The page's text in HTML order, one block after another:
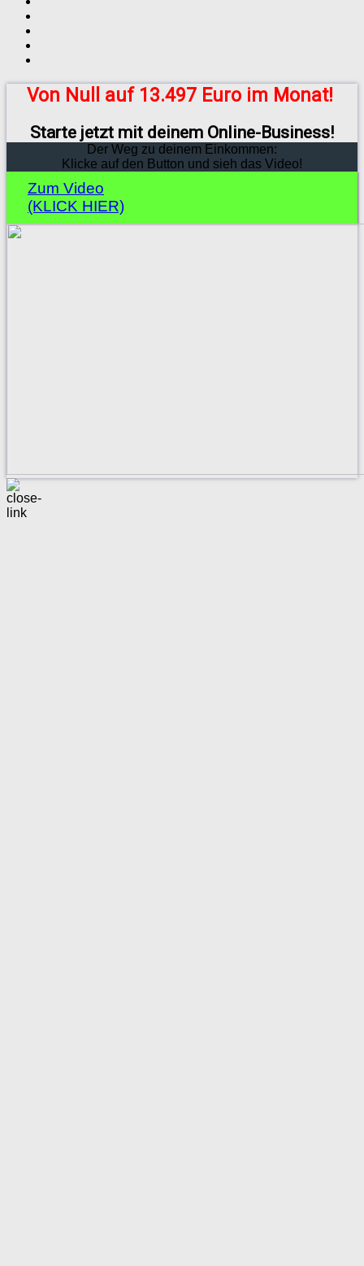
Von Null auf 13.497 Euro im Monat!
Starte jetzt mit deinem Online-Business!
Der Weg zu deinem Einkommen:
Klicke auf den Button und sieh das Video!
Zum Video
(KLICK HIER)